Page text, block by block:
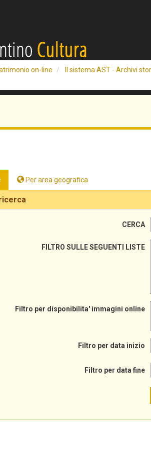
on-line Il sistema AST - Archivi
Per area geografica
CERCA
FILTRO SULLE SEGUENTI LISTE
Filtro per disponibilita' immagini online
Filtro per data inizio
Filtro per data fine